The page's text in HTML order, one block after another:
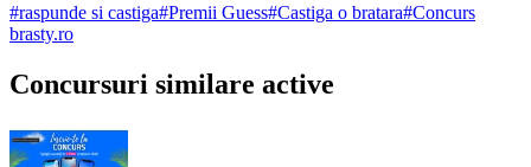
#raspunde si castiga#Premii Guess#Castiga o bratara#Concurs
brasty.ro
Concursuri similare active